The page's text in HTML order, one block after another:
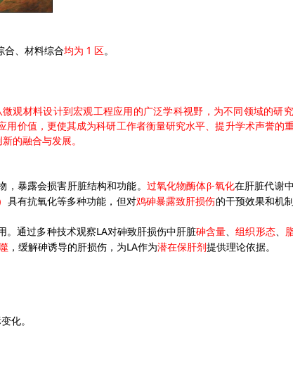
合、材料综合均为 1 区 。
观材料设计到宏观工程应用的广泛学科视野，为不同领域的研
价值，更使其成为科研工作者衡量研究水平、提升学术声誉的
的融合与发展。
，暴露会损害肝脏结构和功能。 过氧化物酶体β-氧化在肝脏代谢
具有抗氧化等多种功能，但对鸡砷暴露致肝损伤的干预效果和机
。通过多种技术观察LA对砷致肝损伤中肝脏砷含量、组织形态、
，缓解砷诱导的肝损伤，为LA作为潜在保肝剂 提供理论依据。
化。